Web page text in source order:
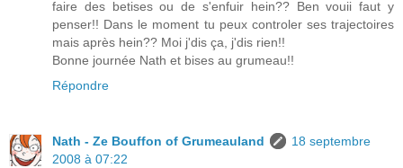
faire des betises ou de s'enfuir hein?? Ben vouii faut y
penser!! Dans le moment tu peux controler ses trajectoires
mais après hein?? Moi j'dis ça, j'dis rien!!
Bonne journée Nath et bises au grumeau!!
Répondre
Nath - Ze Bouffon of Grumeauland
18 septembre
2008 à 07:22